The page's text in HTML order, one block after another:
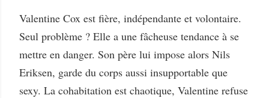
Valentine Cox est fière, indépendante et volontaire.
Seul problème ? Elle a une fâcheuse tendance à se
mettre en danger. Son père lui impose alors Nils
Eriksen, garde du corps aussi insupportable que
sexy. La cohabitation est chaotique, Valentine refuse